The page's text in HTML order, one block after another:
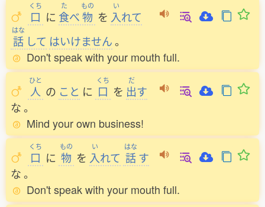
くち
口 に
た
食べ
もの
物 を
い
入れて
はな
話 して はいけません。
Don't speak with your mouth full.
ひと
人 の こと に
くち
口 を
だ
出す
な。
Mind your own business!
くち
口 に
もの
物 を
い
入れて
はな
話す
な。
Don't speak with your mouth full.